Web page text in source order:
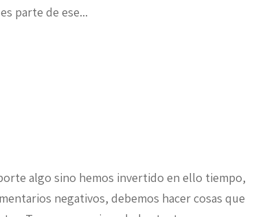
parte de ese...
algo sino hemos invertido en ello tiempo,
negativos, debemos hacer cosas que